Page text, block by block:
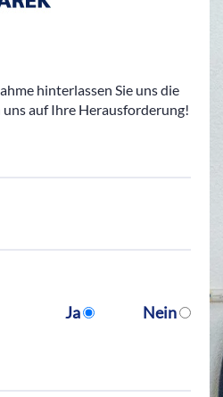
hinterlassen Sie uns die
auf Ihre Herausforderung!
Ja Nein